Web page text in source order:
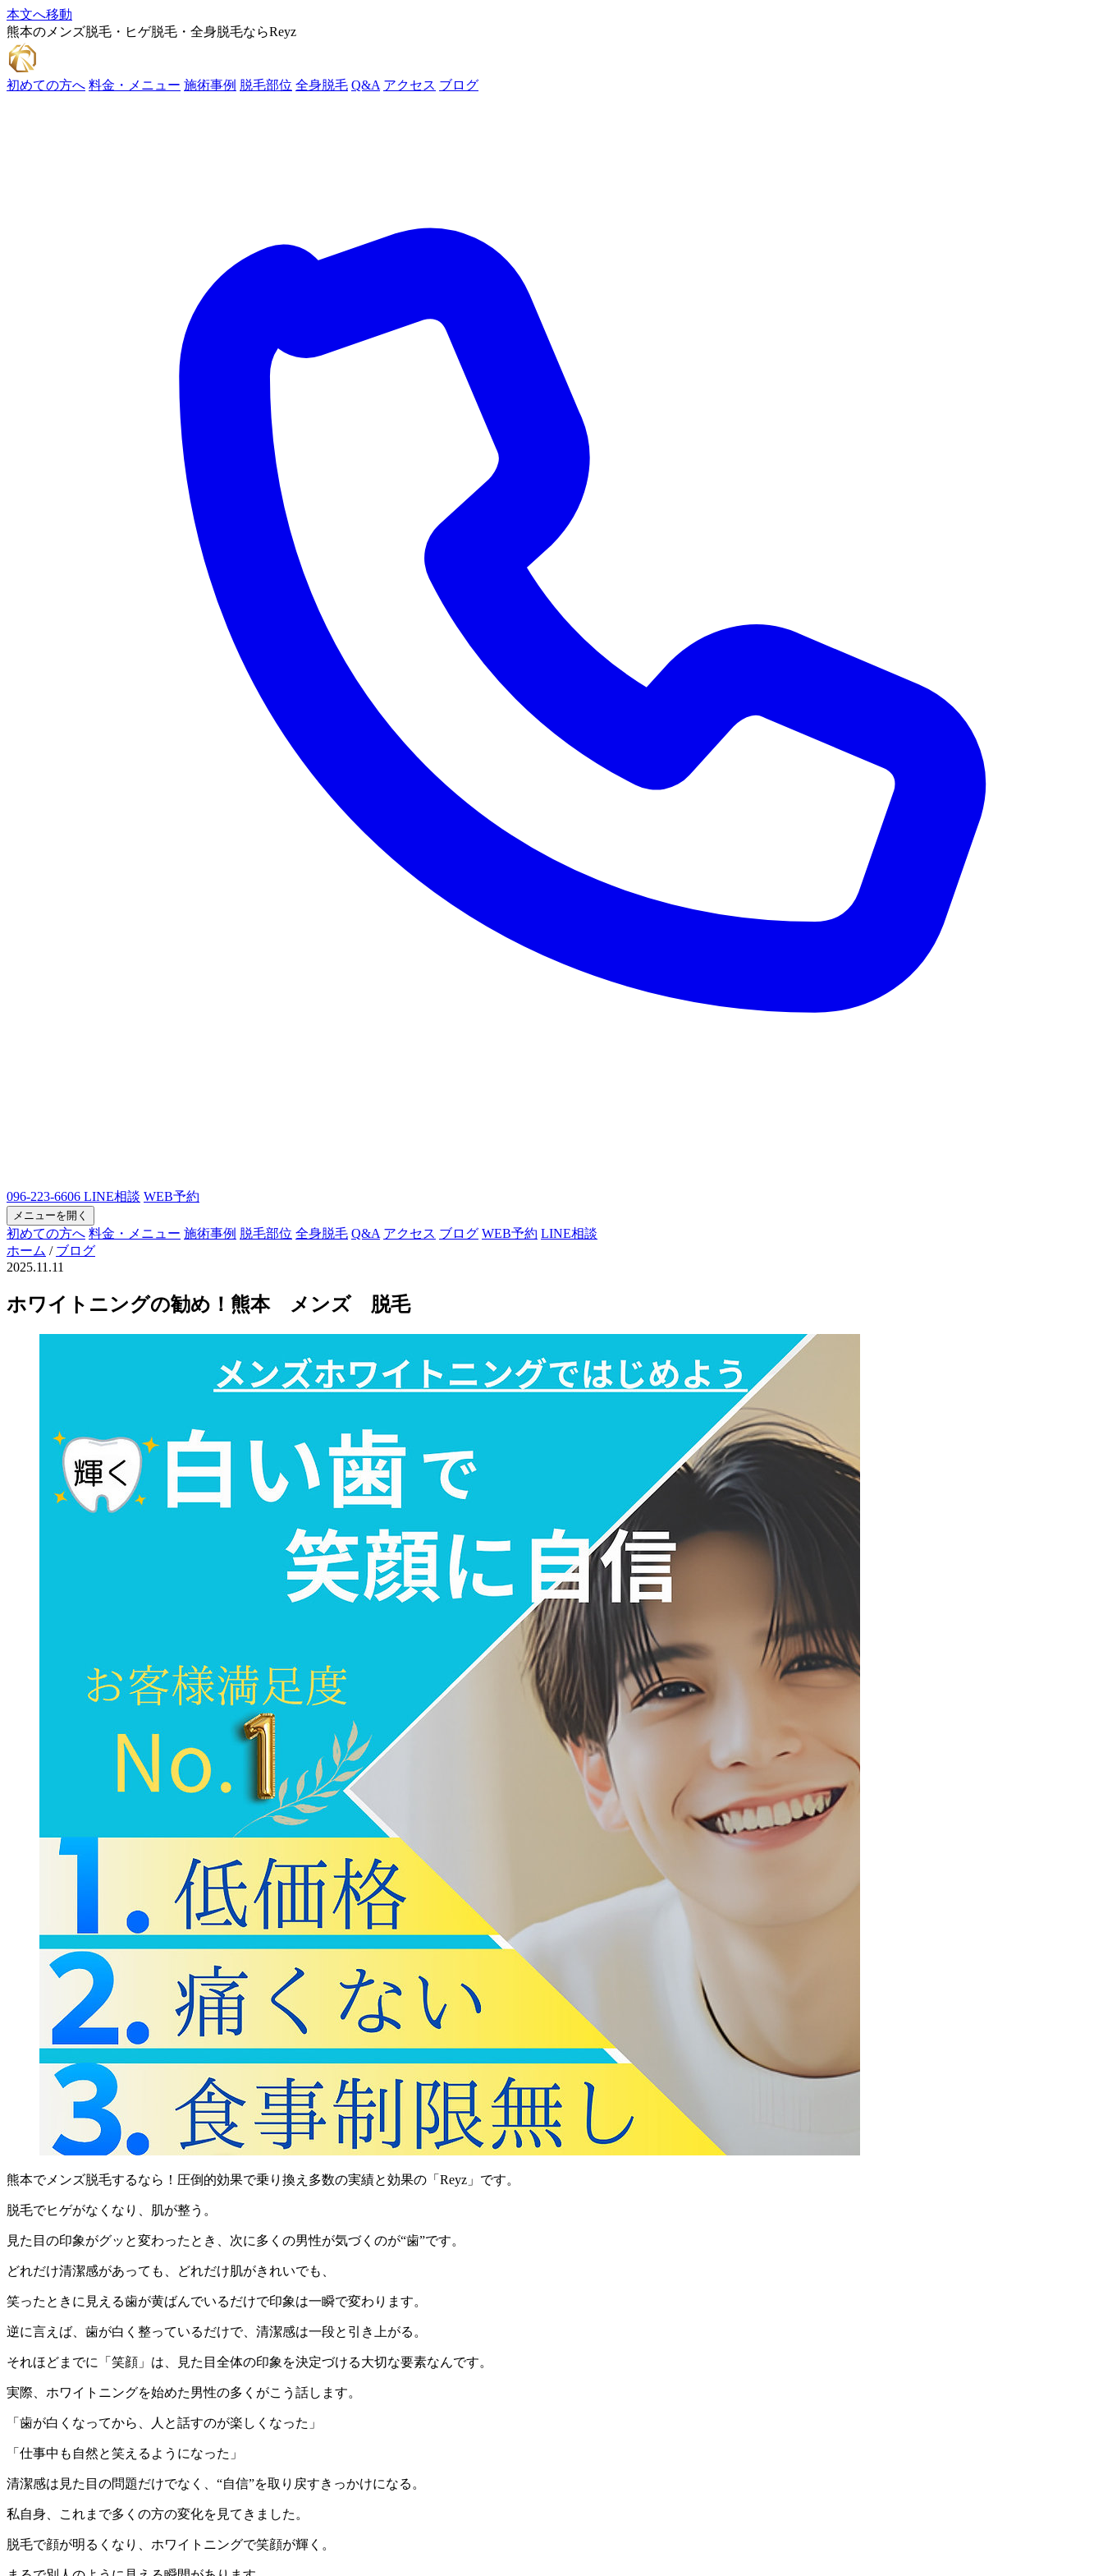
本文へ移動
熊本のメンズ脱毛・ヒゲ脱毛・全身脱毛ならReyz
初めての方へ 料金・メニュー 施術事例 脱毛部位 全身脱毛 Q&A アクセス ブログ
096-223-6606 LINE相談 WEB予約
メニューを開く
初めての方へ 料金・メニュー 施術事例 脱毛部位 全身脱毛 Q&A アクセス ブログ WEB予約 LINE相談
ホーム / ブログ
2025.11.11
ホワイトニングの勧め！熊本 メンズ 脱毛
熊本でメンズ脱毛するなら！圧倒的効果で乗り換え多数の実績と効果の「Reyz」です。
脱毛でヒゲがなくなり、肌が整う。
見た目の印象がグッと変わったとき、次に多くの男性が気づくのが“歯”です。
どれだけ清潔感があっても、どれだけ肌がきれいでも、
笑ったときに見える歯が黄ばんでいるだけで印象は一瞬で変わります。
逆に言えば、歯が白く整っているだけで、清潔感は一段と引き上がる。
それほどまでに「笑顔」は、見た目全体の印象を決定づける大切な要素なんです。
実際、ホワイトニングを始めた男性の多くがこう話します。
「歯が白くなってから、人と話すのが楽しくなった」
「仕事中も自然と笑えるようになった」
清潔感は見た目の問題だけでなく、“自信”を取り戻すきっかけになる。
私自身、これまで多くの方の変化を見てきました。
脱毛で顔が明るくなり、ホワイトニングで笑顔が輝く。